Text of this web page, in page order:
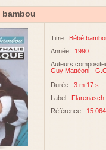
bambou
Titre : Bébé
Année : 1990
Auteurs
Guy Mattéoni -
Durée : 3 m 17 s
Label : Flarenasch
Référence : 15.064